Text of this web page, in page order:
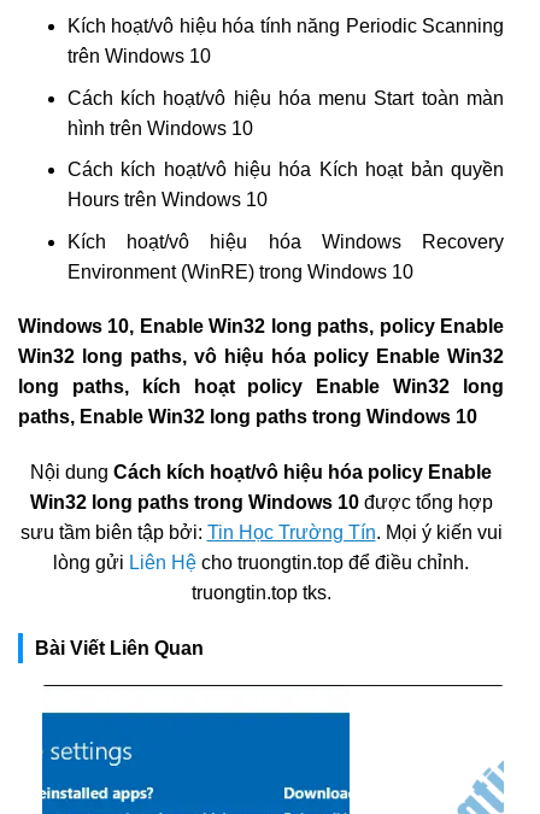
Kích hoạt/vô hiệu hóa tính năng Periodic Scanning
trên Windows 10
Cách kích hoạt/vô hiệu hóa menu Start toàn màn
hình trên Windows 10
Cách kích hoạt/vô hiệu hóa Kích hoạt bản quyền
Hours trên Windows 10
Kích hoạt/vô hiệu hóa Windows Recovery
Environment (WinRE) trong Windows 10
Windows 10, Enable Win32 long paths, policy Enable
Win32 long paths, vô hiệu hóa policy Enable Win32
long paths, kích hoạt policy Enable Win32 long
paths, Enable Win32 long paths trong Windows 10
Nội dung Cách kích hoạt/vô hiệu hóa policy Enable
Win32 long paths trong Windows 10được tổng hợp
sưu tầm biên tập bởi: Tin Học Trường Tín. Mọi ý kiến vui
lòng gửi Liên Hệ cho truongtin.top để điều chỉnh.
truongtin.top tks.
Bài Viết Liên Quan